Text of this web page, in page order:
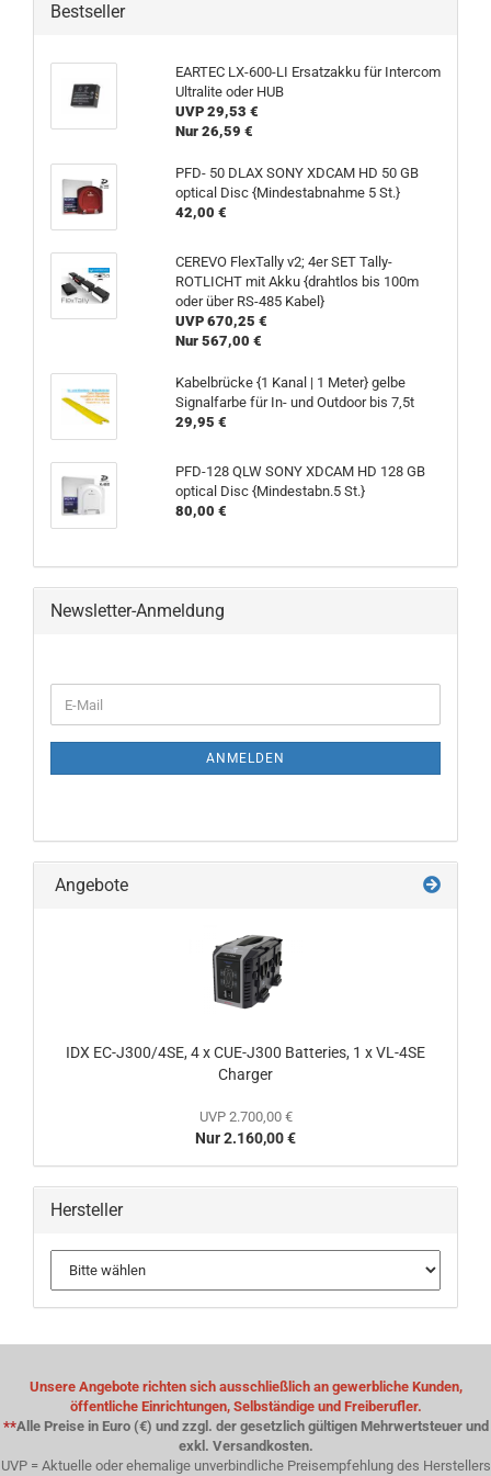
Bestseller
EARTEC LX-600-LI Ersatzakku für Intercom
Ultralite oder HUB
UVP 29,53 €
Nur 26,59 €
PFD- 50 DLAX SONY XDCAM HD 50 GB
optical Disc {Mindestabnahme 5 St.}
42,00 €
CEREVO FlexTally v2; 4er SET Tally-
ROTLICHT mit Akku {drahtlos bis 100m
oder über RS-485 Kabel}
UVP 670,25 €
Nur 567,00 €
Kabelbrücke {1 Kanal | 1 Meter} gelbe
Signalfarbe für In- und Outdoor bis 7,5t
29,95 €
PFD-128 QLW SONY XDCAM HD 128 GB
optical Disc {Mindestabn.5 St.}
80,00 €
Newsletter-Anmeldung
ZUR
E-
Mail
ANMELDEN
Angebote
IDX EC-J300/4SE, 4 x CUE-J300 Batteries, 1 x VL-4SE
Charger
UVP 2.700,00 €
Nur 2.160,00 €
Hersteller
Unsere Angebote richten sich ausschließlich an gewerbliche Kunden,
öffentliche Einrichtungen, Selbständige und Freiberufler.
**Alle Preise in Euro (€) und zzgl. der gesetzlich gültigen Mehrwertsteuer und
exkl. Versandkosten.
UVP = Aktuelle oder ehemalige unverbindliche Preisempfehlung des Herstellers